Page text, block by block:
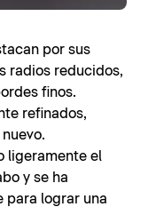
por sus
radios reducidos,
finos.
refinados,
ligeramente el
y se ha
para lograr una